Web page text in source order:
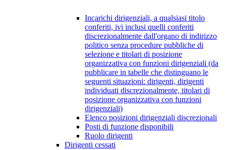
Incarichi dirigenziali, a qualsiasi titolo
conferiti, ivi inclusi quelli conferiti
discrezionalmente dall'organo di indirizzo
politico senza procedure pubbliche di
selezione e titolari di posizione
organizzativa con funzioni dirigenziali (da
pubblicare in tabelle che distinguano le
seguenti situazioni: dirigenti, dirigenti
individuati discrezionalmente, titolari di
posizione organizzativa con funzioni
dirigenziali)
Elenco posizioni dirigenziali discrezionali
Posti di funzione disponibili
Ruolo dirigenti
Dirigenti cessati